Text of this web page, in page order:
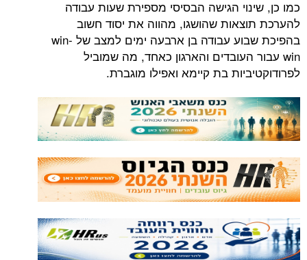
כמו כן, שינוי הגישה הבסיסי מספירת שעות עבודה
להערכת תוצאות שהושגו, מהווה את יסוד חשוב
בהפיכת שבוע עבודה בן ארבעה ימים למצב של win-
win עבור העובדים והארגון כאחד, מה שמוביל
לפרודוקטיביות בת קיימא ואפילו מוגברת.